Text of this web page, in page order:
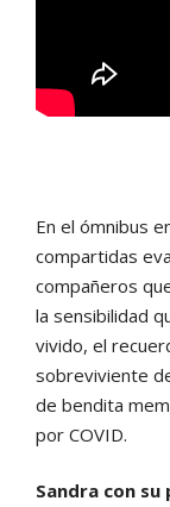
En el ómnibus
compartidas
compañeros
la sensibilidad
vivido, el
sobreviviente
de bendita
por COVID.
Sandra con